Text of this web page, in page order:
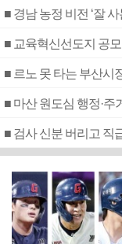
■ 경남 농정 비전 ‘잘
■ 교육혁신선도지 공
■ 르노 못 타는 부산시
■ 마산 원도심 행정·주